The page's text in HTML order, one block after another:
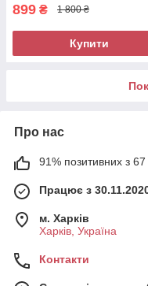
899 ₴ 1 800 ₴
Купити
Про нас
91% позитивних з 67
Працює з
м. Харків
Харків, Україна
Контакти